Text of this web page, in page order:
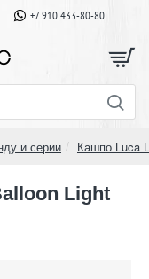
+7 910 433-80-80
и серии Кашпо Luca
Light